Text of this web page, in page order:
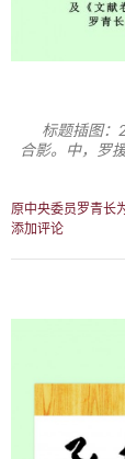
标题插图：
合影。中，罗
原中央委员罗青长
添加评论